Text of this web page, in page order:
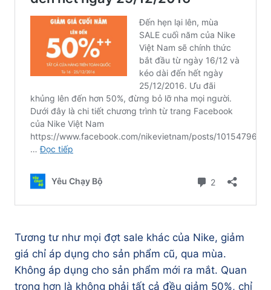
Tương tư như mọi đợt sale khác của Nike, giảm
giá chỉ áp dụng cho sản phẩm cũ, qua mùa.
Không áp dụng cho sản phẩm mới ra mắt. Quan
trọng hơn là không phải tất cả đều giảm 50%, chỉ